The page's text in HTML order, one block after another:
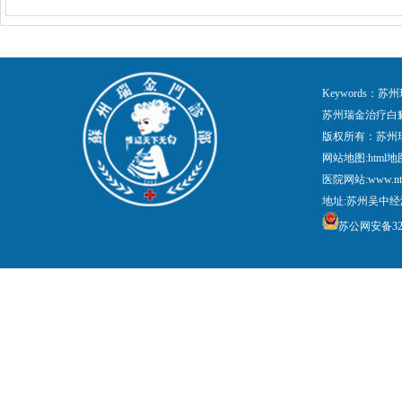
Keywords：苏
苏州瑞金治疗白
版权所有：苏
网站地图:html地
医院网站
地址:苏州吴中
苏公网安备